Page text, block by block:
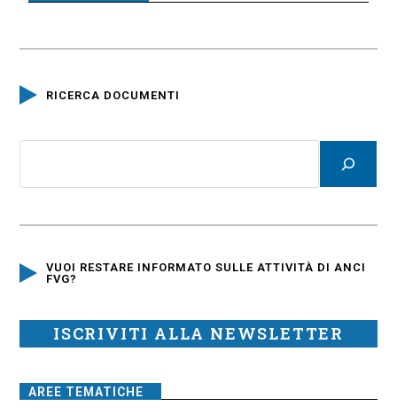
RICERCA DOCUMENTI
VUOI RESTARE INFORMATO SULLE ATTIVITÀ DI ANCI
FVG?
ISCRIVITI ALLA NEWSLETTER
AREE TEMATICHE